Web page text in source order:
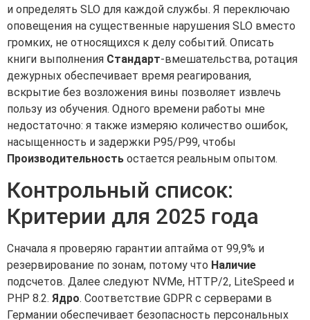
и определять SLO для каждой службы. Я переключаю
оповещения на существенные нарушения SLO вместо
громких, не относящихся к делу событий. Описать
книги выполнения Стандарт-вмешательства, ротация
дежурных обеспечивает время реагирования,
вскрытие без возложения вины позволяет извлечь
пользу из обучения. Одного времени работы мне
недостаточно: я также измеряю количество ошибок,
насыщенность и задержки P95/P99, чтобы
Производительность остается реальным опытом.
Контрольный список:
Критерии для 2025 года
Сначала я проверяю гарантии аптайма от 99,9% и
резервирование по зонам, потому что Наличие
подсчетов. Далее следуют NVMe, HTTP/2, LiteSpeed и
PHP 8.2. Ядро. Соответствие GDPR с серверами в
Германии обеспечивает безопасность персональных